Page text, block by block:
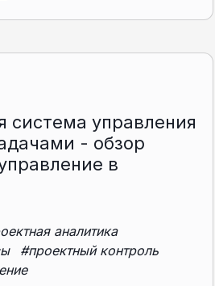
система управления
- обзор
в
аналитика
#проектный контроль